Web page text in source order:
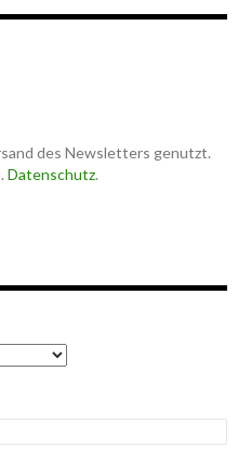
des Newsletters genutzt.
Datenschutz.